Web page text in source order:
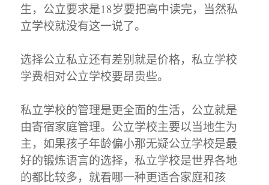
生，公立要求是18岁要把高中读完，当然私
立学校就没有这一说了。
选择公立私立还有差别就是价格，私立学校
学费相对公立学校要昂贵些。
私立学校的管理是更全面的生活，公立就是
由寄宿家庭管理。公立学校主要以当地生为
主，如果孩子年龄偏小那无疑公立学校是最
好的锻炼语言的选择，私立学校是世界各地
的都比较多，就看哪一种更适合家庭和孩